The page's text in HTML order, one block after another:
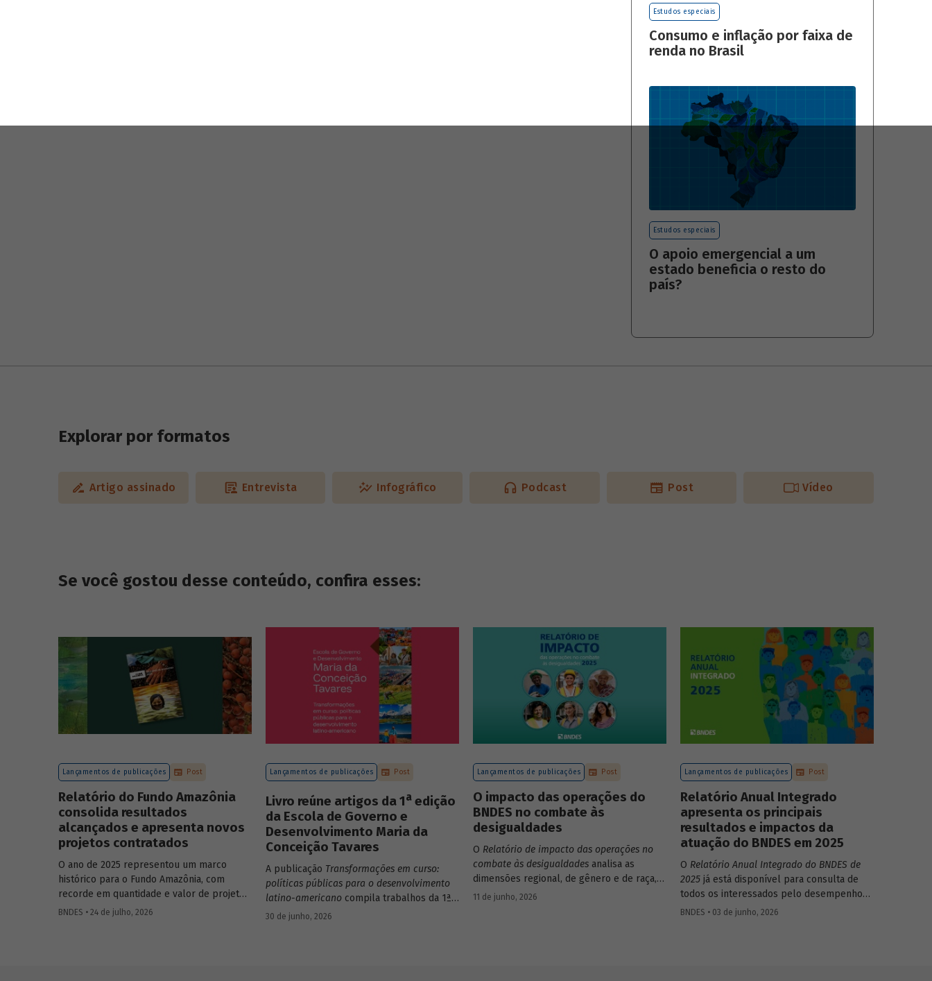
Estudos especiais
Consumo e inflação por faixa de
renda no Brasil
Estudos especiais
O apoio emergencial a um
estado beneficia o resto do
país?
Explorar por formatos
Artigo assinado Entrevista Infográfico Podcast Post Vídeo
Se você gostou desse conteúdo, confira esses:
Lançamentos de publicações Post
Relatório do Fundo Amazônia
consolida resultados
alcançados e apresenta novos
projetos contratados
O ano de 2025 representou um marco
histórico para o Fundo Amazônia, com
recorde em quantidade e valor de projetos
aprovados, assim como em desembolsos:
BNDES • 24 de julho, 2026
Lançamentos de publicações Post
Livro reúne artigos da 1a edição
da Escola de Governo e
Desenvolvimento Maria da
Conceição Tavares
A publicação Transformações em curso:
políticas públicas para o desenvolvimento
latino-americano compila trabalhos da 1ª
edição da Escola de Governo e
30 de junho, 2026
Lançamentos de publicações Post
O impacto das operações do
BNDES no combate às
desigualdades
O Relatório de impacto das operações no
combate às desigualdades analisa as
dimensões regional, de gênero e de raça,
que contribuem para a elevada
11 de junho, 2026
Lançamentos de publicações Post
Relatório Anual Integrado
apresenta os principais
resultados e impactos da
atuação do BNDES em 2025
O Relatório Anual Integrado do BNDES de
2025 já está disponível para consulta de
todos os interessados pelo desempenho
do Banco, bem como por sua prestação de
BNDES • 03 de junho, 2026